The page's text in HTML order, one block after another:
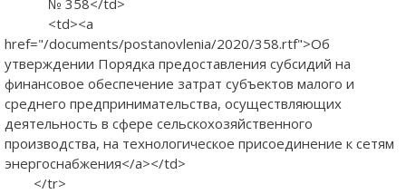
<td><a
href="/documents/postanovlenia/2020/358.rtf">Об
утверждении Порядка предоставления субсидий на
финансовое обеспечение затрат субъектов малого и
среднего предпринимательства, осуществляющих
деятельность в сфере сельскохозяйственного
производства, на технологическое присоединение к сетям
энергоснабжения</a></td>
</tr>